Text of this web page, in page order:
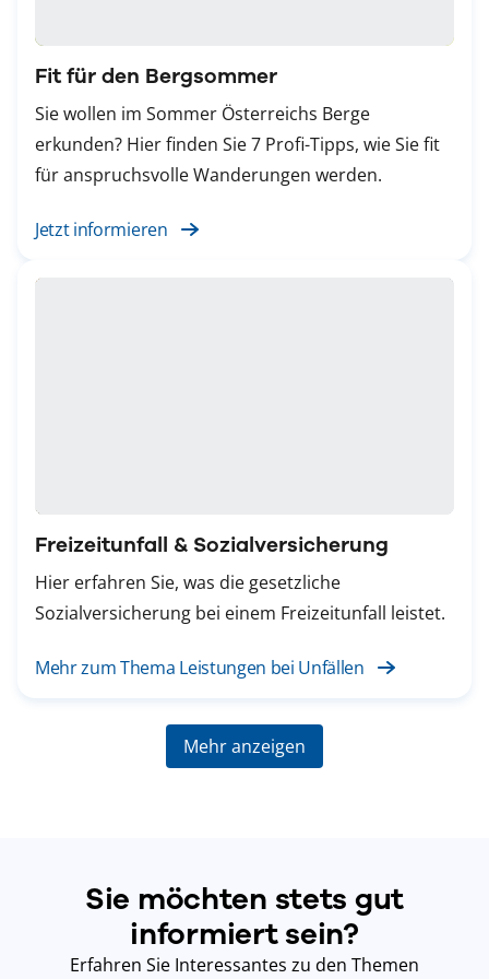
Fit für den Bergsommer
Sie wollen im Sommer Österreichs Berge
erkunden? Hier finden Sie 7 Profi-Tipps, wie Sie fit
für anspruchsvolle Wanderungen werden.
Jetzt informieren
Freizeitunfall & Sozialversicherung
Hier erfahren Sie, was die gesetzliche
Sozialversicherung bei einem Freizeitunfall leistet.
Mehr zum Thema Leistungen bei Unfällen
Mehr anzeigen
Sie möchten stets gut
informiert sein?
Erfahren Sie Interessantes zu den Themen